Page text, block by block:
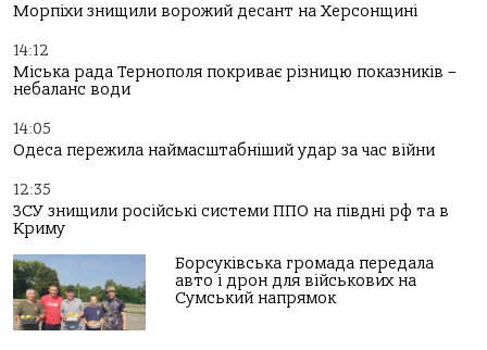
Морпіхи знищили ворожий десант на Херсонщині
14:12
Міська рада Тернополя покриває різницю показників –
небаланс води
14:05
Одеса пережила наймасштабніший удар за час війни
12:35
ЗСУ знищили російські системи ППО на півдні рф та в
Криму
Борсуківська громада передала
авто і дрон для військових на
Сумський напрямок